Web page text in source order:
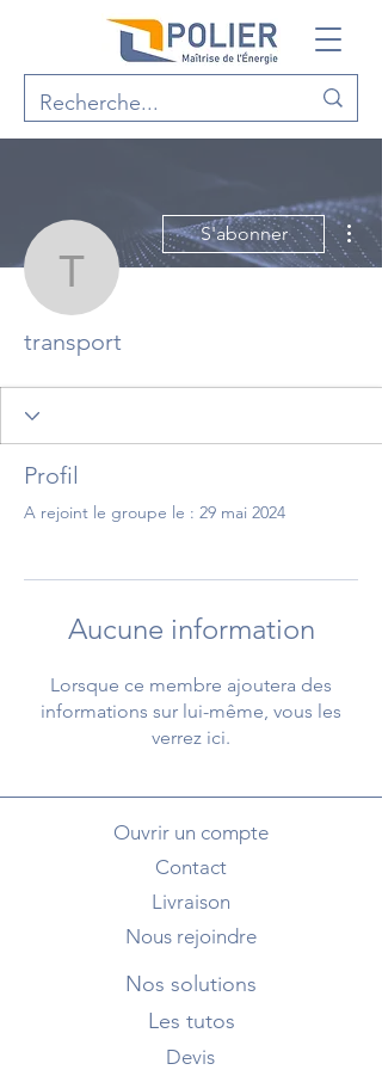
transport
S'abonner
transport
Profil
A rejoint le groupe le : 29 mai 2024
Aucune information
Lorsque ce membre ajoutera des
informations sur lui-même, vous les
verrez ici.
Ouvrir un compte
Contact
Livraison
Nous rejoindre
Nos solutions
Les tutos
Devis